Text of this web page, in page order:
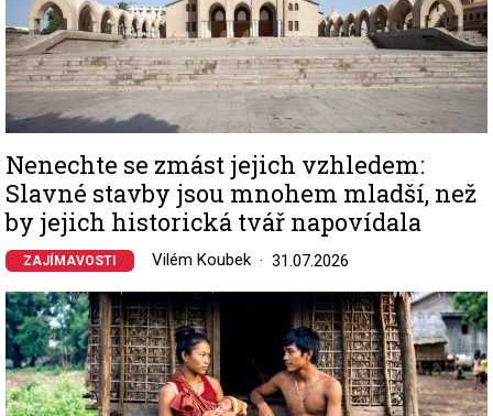
Nenechte se zmást jejich vzhledem:
Slavné stavby jsou mnohem mladší, než
by jejich historická tvář napovídala
ZAJÍMAVOSTI Vilém Koubek 31.07.2026
Image